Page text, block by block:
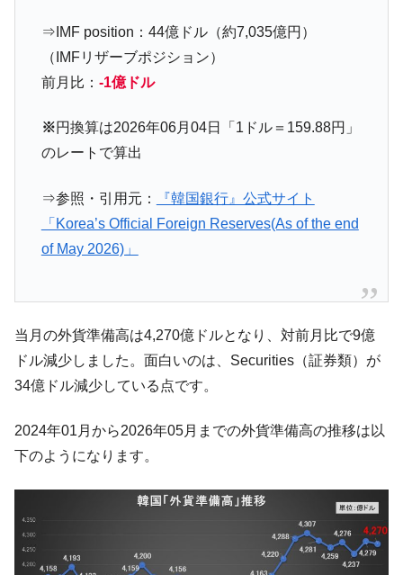
ータセンター整備」⇒ だから無理だってば。
『Money1』
JPモルガン「韓国レバレッジETFの清算は
ほぼ終わった」
発。
『Money1』
韓国政府「ニセＫ-ブランドを通報しようキ
『Money1』
韓国「橋が落ちました」⇒ 耐久性「なさす
ぎ」では。
『Money1』
韓国鉄鋼最大手『POSCO』ズブズブ沈む。
『Money1』
米国下院「韓国の公務員個人をターゲット
にぶん殴る法案」提出！⇒ クーパン問題は合衆国企業に対
する差別。許してはおかぬ
他人事のような発言。
『Money1』
韓国半導体『SKハイニックス』2026年2Qの
業績「史上最高益」当期純利益は前年同期比13.4倍に。
機 ⇒ 10.7兆では損が出るからできない。
『Money1』
【速報】韓国株式市場の暴落・本日07月29
日(水)もサイドカー・サーキットブレイカーの二段コンボ
発動！
⇒IMF position：44億ドル（約7,035億円）
（IMFリザーブポジション）
前月比： -1億ドル
※円換算は2026年06月04日「1ドル＝159.88円」
のレートで算出
⇒参照・引用元：
『韓国銀行』公式サイト
「Korea’s Official Foreign Reserves(As of the end
of May 2026)」
当月の外貨準備高は4,270億ドルとなり、対前月比で9億
ドル減少しました。面白いのは、Securities（証券類）が
34億ドル減少している点です。
2024年01月から2026年05月までの外貨準備高の推移は以
下のようになります。